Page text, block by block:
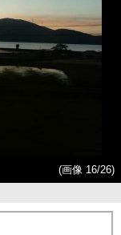
(画像 16/26)